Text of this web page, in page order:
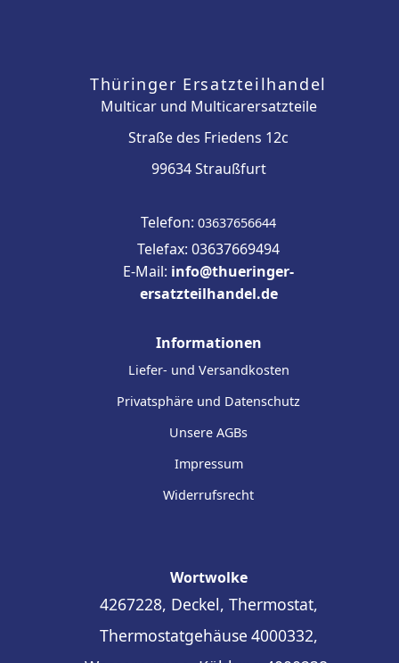
Thüringer Ersatzteilhandel
Multicar und Multicarersatzteile
Straße des Friedens 12c
99634 Straußfurt
Telefon: 03637656644
Telefax: 03637669494
E-Mail: info@thueringer-
ersatzteilhandel.de
Informationen
Liefer- und Versandkosten
Privatsphäre und Datenschutz
Unsere AGBs
Impressum
Widerrufsrecht
Wortwolke
4267228, Deckel, Thermostat,
Thermostatgehäuse 4000332,